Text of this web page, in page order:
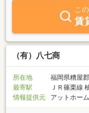
万全のアクセスを誇るこ
ゲットにした物件が豊富
想の逸品が見つかるはず
あなた！糟屋官衙（か
ロマンを感じる粕屋町を
みてはいかがでしょうか？
こ
賃
（有）八七商
所在地
福岡県糟屋
最寄駅
ＪＲ篠栗線
情報提供元
アットホーム